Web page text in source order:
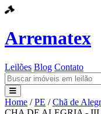
Arrematex
Leilões Blog Contato
Leilões
Home / PE / Chã de